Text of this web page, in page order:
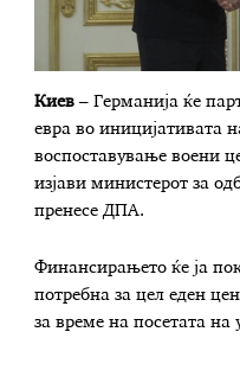
Киев – Германија ќе
евра во иницијативата
воспоставување воени
изјави министерот за
пренесе ДПА.
Финансирањето ќе ја
потребна за цел еден
за време на посетата на